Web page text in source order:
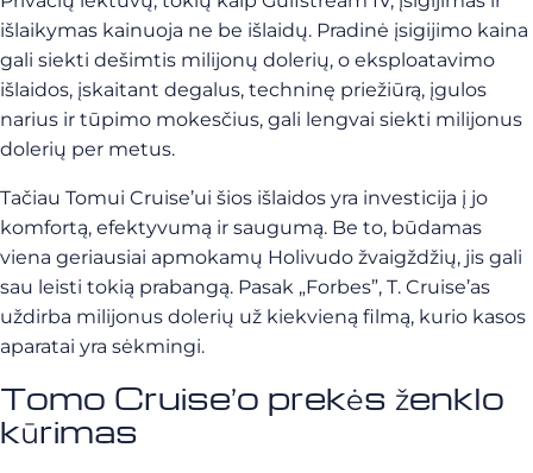
išlaikymas kainuoja ne be išlaidų. Pradinė įsigijimo kaina
gali siekti dešimtis milijonų dolerių, o eksploatavimo
išlaidos, įskaitant degalus, techninę priežiūrą, įgulos
narius ir tūpimo mokesčius, gali lengvai siekti milijonus
dolerių per metus.
Tačiau Tomui Cruise’ui šios išlaidos yra investicija į jo
komfortą, efektyvumą ir saugumą. Be to, būdamas
viena geriausiai apmokamų Holivudo žvaigždžių, jis gali
sau leisti tokią prabangą. Pasak „Forbes”, T. Cruise’as
uždirba milijonus dolerių už kiekvieną filmą, kurio kasos
aparatai yra sėkmingi.
Tomo Cruise’o prekės ženklo
kūrimas